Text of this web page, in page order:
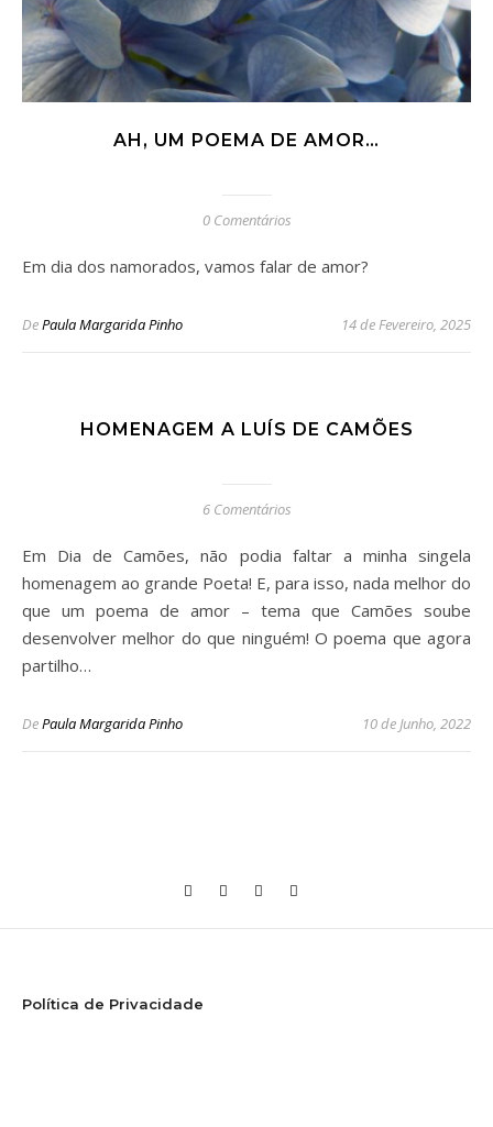
AH, UM POEMA DE AMOR…
0 Comentários
Em dia dos namorados, vamos falar de amor?
DePaula Margarida Pinho 14 de Fevereiro, 2025
HOMENAGEM A LUÍS DE CAMÕES
6 Comentários
Em Dia de Camões, não podia faltar a minha singela
homenagem ao grande Poeta! E, para isso, nada melhor do
que um poema de amor – tema que Camões soube
desenvolver melhor do que ninguém! O poema que agora
partilho…
DePaula Margarida Pinho 10 de Junho, 2022
Política de Privacidade